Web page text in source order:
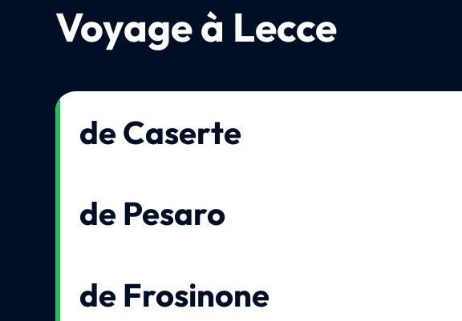
Voyage à Lecce
de Caserte
de Pesaro
de Frosinone